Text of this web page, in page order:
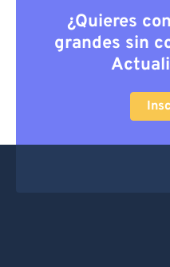
¿Quieres
grandes sin